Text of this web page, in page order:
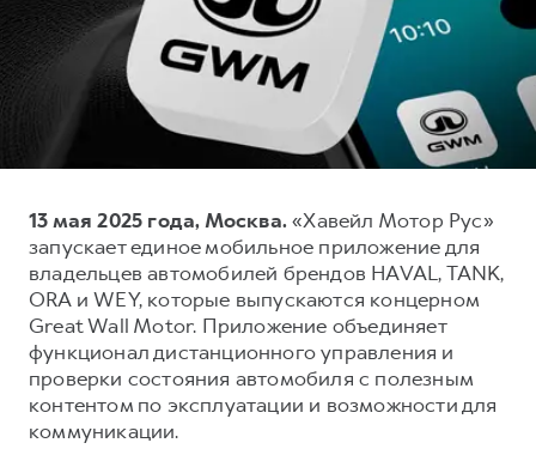
от 4 799 000 ₽
Тест-драйв
Трейд-ин
КРЕДИТ И СТРАХОВАНИЕ
Страхование
Кредит
КОРПОРАТИВНЫМ КЛИЕНТАМ
Для малого бизнеса
Корпоративным клиентам
СЕРВИСНОЕ ОБСЛУЖИВАНИЕ
Нулевое ТО
Программа «Помощь на дороге»
Регламенты технического обслуживания
GWM Безопасность
Гарантия HAVAL
Мобильное приложение GWM
Программа «HAVAL Защита+»
О дилере
Наша команда
13 мая 2025 года, Москва.«Хавейл Мотор Рус»
запускает единое мобильное приложение для
владельцев автомобилей брендов HAVAL, TANK,
ORA и WEY, которые выпускаются концерном
Great Wall Motor. Приложение объединяет
функционал дистанционного управления и
проверки состояния автомобиля с полезным
контентом по эксплуатации и возможности для
коммуникации.